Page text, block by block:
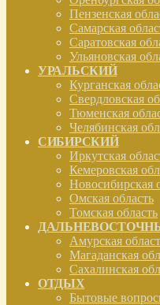
Пензенская
Самарская
Саратовская
Ульяновская
УРАЛЬСКИЙ
Курганская
Свердловская
Тюменская
Челябинская
СИБИРСКИЙ
Иркутская
Кемеровская
Новосибирская
Омская область
Томская область
Амурская
Магаданская
Сахалинская
ОТДЫХ
Бытовые